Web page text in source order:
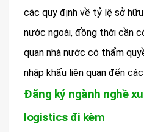
các quy định về tỷ lệ sở
nước ngoài, đồng thời cần
quan nhà nước có thẩm
nhập khẩu liên quan đến
Đăng ký ngành nghề
logistics đi kèm